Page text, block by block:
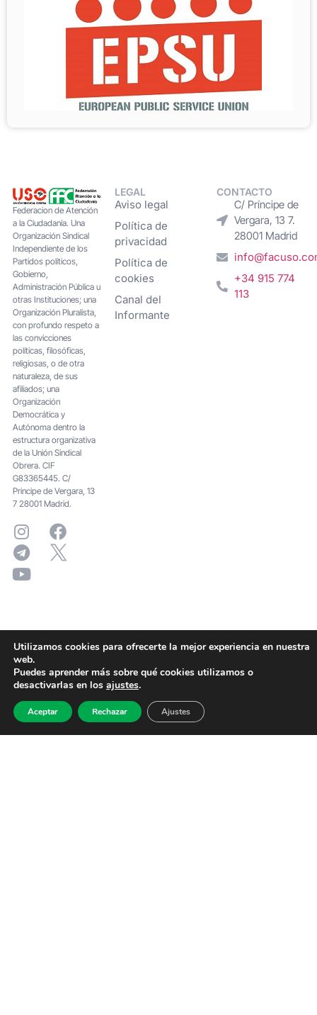
Federacion de Atención
a la Ciudadanía. Una
Organización Sindical
Independiente de los
Partidos políticos,
Gobierno,
Administración Pública u
otras Instituciones; una
Organización Pluralista,
con profundo respeto a
las convicciones
políticas, filosóficas,
religiosas, o de otra
naturaleza, de sus
afiliados; una
Organización
Democrática y
Autónoma dentro la
estructura organizativa
de la Unión Sindical
Obrera. CIF
G83365445. C/
Principe de Vergara, 13
7 28001 Madrid.
LEGAL
Aviso legal
Política de
privacidad
Política de
cookies
Canal del
Informante
CONTACTO
C/ Príncipe de
Vergara, 13 7.
28001 Madrid
+34 915 774
113
Utilizamos cookies para ofrecerte la mejor experiencia en nuestra
web.
Puedes aprender más sobre qué cookies utilizamos o
desactivarlas en los ajustes.
Aceptar Rechazar Ajustes